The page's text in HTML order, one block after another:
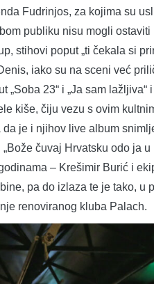
Fudrinjos, za kojima su
publiku nisu mogli ostaviti
stihovi poput „ti čekala si
iako su na sceni već
23“ i „Ja sam lažljiva“
kiše, čiju vezu s ovim
je i njihov live album
čuvaj Hrvatsku odo ja u
– Krešimir Burić i
pa do izlaza te je tako, u
renoviranog kluba Palach.